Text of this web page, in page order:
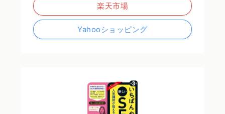
楽天市場
Yahooショッピング